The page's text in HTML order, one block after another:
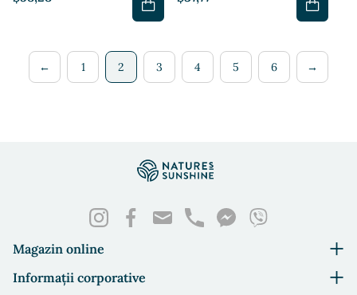
← 1 2 3 4 5 6 →
Magazin online
Informații corporative